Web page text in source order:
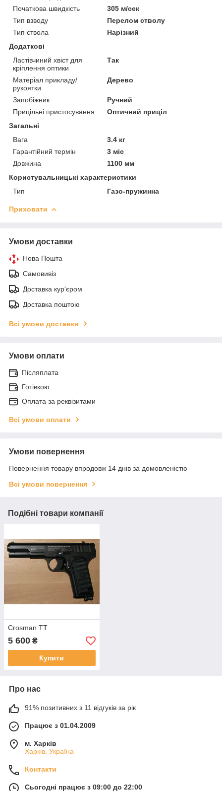
Початкова швидкість
305 м/сек
Тип взводу
Перелом стволу
Тип ствола
Нарізний
Додаткові
Ластівчиний хвіст для
кріплення оптики
Так
Матеріал прикладу/
рукоятки
Дерево
Запобіжник
Ручний
Прицільні пристосування
Оптичний приціл
Загальні
Вага
3.4 кг
Гарантійний термін
3 міс
Довжина
1100 мм
Користувальницькі характеристики
Тип
Газо-пружинна
Приховати
Умови доставки
Нова Пошта
Самовивіз
Доставка кур'єром
Доставка поштою
Всі умови доставки
Умови оплати
Післяплата
Готівкою
Оплата за реквізитами
Всі умови оплати
Умови повернення
Повернення товару впродовж 14 днів за домовленістю
Всі умови повернення
Подібні товари компанії
Crosman TT
5 600 ₴
Купити
Про нас
91% позитивних з 11 відгуків за рік
Працює з 01.04.2009
м. Харків
Харків, Україна
Контакти
Сьогодні працює з 09:00 до 22:00